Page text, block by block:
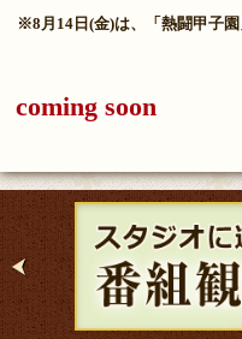
※8月14日(金)は、「熱闘甲子
coming soon